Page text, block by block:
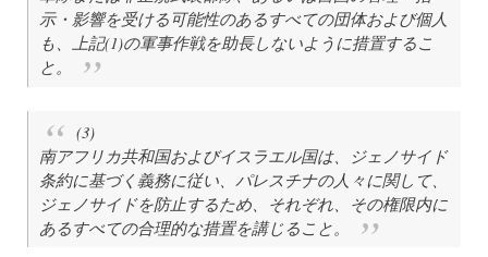
示・影響を受ける可能性のあるすべての団体および個人
も、上記(1)の軍事作戦を助長しないように措置するこ
と。
(3)
南アフリカ共和国およびイスラエル国は、ジェノサイド
条約に基づく義務に従い、パレスチナの人々に関して、
ジェノサイドを防止するため、それぞれ、その権限内に
あるすべての合理的な措置を講じること。